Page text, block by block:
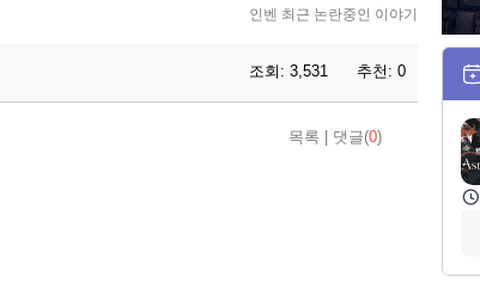
인벤 최근 논란중인 이야기
조회: 3,531 추천: 0
목록 댓글(0)